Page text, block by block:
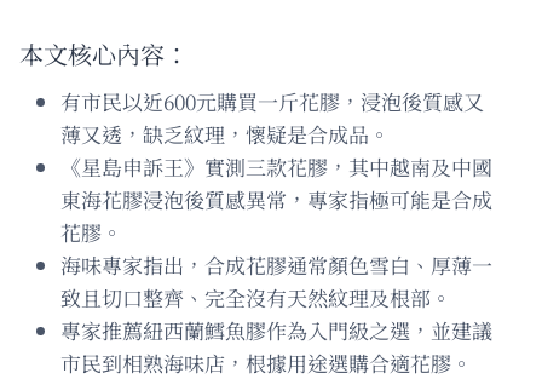
本文核心內容：
有市民以近600元購買一斤花膠，浸泡後質感又
薄又透，缺乏紋理，懷疑是合成品。
《星島申訴王》實測三款花膠，其中越南及中國
東海花膠浸泡後質感異常，專家指極可能是合成
花膠。
海味專家指出，合成花膠通常顏色雪白、厚薄一
致且切口整齊、完全沒有天然紋理及根部。
專家推薦紐西蘭鱈魚膠作為入門級之選，並建議
市民到相熟海味店，根據用途選購合適花膠。